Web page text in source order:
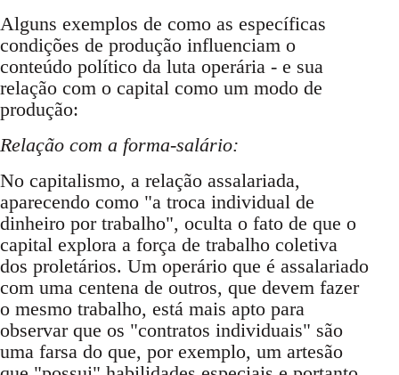
Alguns exemplos de como as específicas
condições de produção influenciam o
conteúdo político da luta operária - e sua
relação com o capital como um modo de
produção:
Relação com a forma-salário:
No capitalismo, a relação assalariada,
aparecendo como "a troca individual de
dinheiro por trabalho", oculta o fato de que o
capital explora a força de trabalho coletiva
dos proletários. Um operário que é assalariado
com uma centena de outros, que devem fazer
o mesmo trabalho, está mais apto para
observar que os "contratos individuais" são
uma farsa do que, por exemplo, um artesão